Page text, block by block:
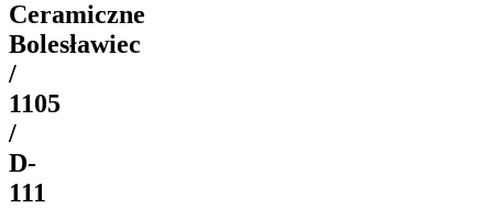
Ceramiczne
Bolesławiec
/
1105
/
D-
111